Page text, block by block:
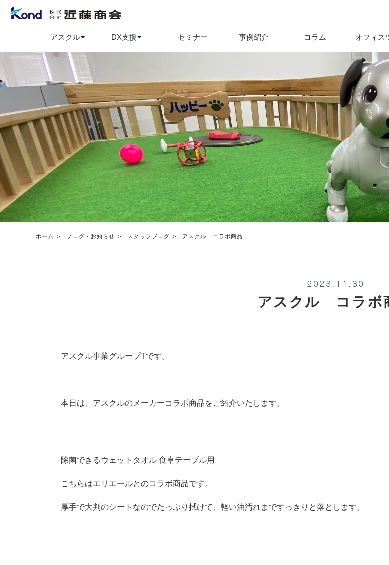
アスクル
アスクル
DX支援
テレワーク導入支援
セミナー 事例紹介 コラム オフィス
ホーム ブログ・お知らせ スタッフブログ アスクル コラボ商品
2023.11.30
アスクル コラボ
アスクル事業グループTです。
本日は、アスクルのメーカーコラボ商品をご紹介いたします。
除菌できるウェットタオル 食卓テーブル用
こちらはエリエールとのコラボ商品です。
厚手で大判のシートなのでたっぷり拭けて、軽い油汚れまですっきりと落とします。